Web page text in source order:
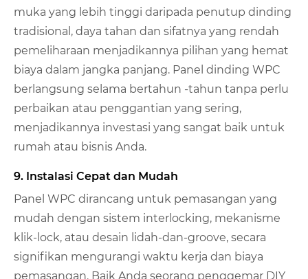
muka yang lebih tinggi daripada penutup dinding
tradisional, daya tahan dan sifatnya yang rendah
pemeliharaan menjadikannya pilihan yang hemat
biaya dalam jangka panjang. Panel dinding WPC
berlangsung selama bertahun -tahun tanpa perlu
perbaikan atau penggantian yang sering,
menjadikannya investasi yang sangat baik untuk
rumah atau bisnis Anda.
9. Instalasi Cepat dan Mudah
Panel WPC dirancang untuk pemasangan yang
mudah dengan sistem interlocking, mekanisme
klik-lock, atau desain lidah-dan-groove, secara
signifikan mengurangi waktu kerja dan biaya
pemasangan. Baik Anda seorang penggemar DIY